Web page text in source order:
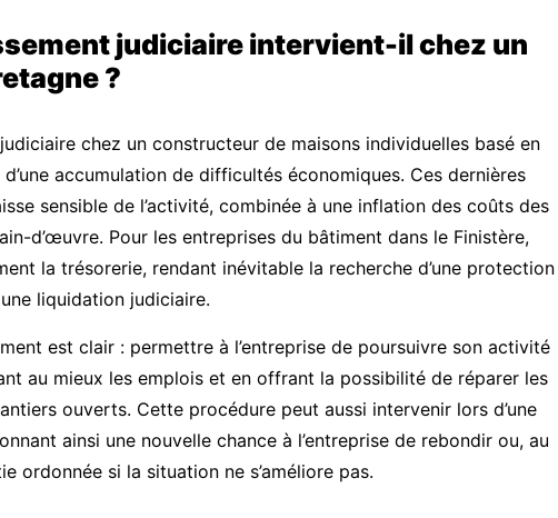
judiciaire intervient-il chez un
?
judiciaire chez un constructeur de maisons individuelles basé en
accumulation de difficultés économiques. Ces dernières
sensible de l’activité, combinée à une inflation des coûts des
d’œuvre. Pour les entreprises du bâtiment dans le Finistère,
la trésorerie, rendant inévitable la recherche d’une protection
liquidation judiciaire.
est clair : permettre à l’entreprise de poursuivre son activité
au mieux les emplois et en offrant la possibilité de réparer les
ouverts. Cette procédure peut aussi intervenir lors d’une
ainsi une nouvelle chance à l’entreprise de rebondir ou, au
ordonnée si la situation ne s’améliore pas.